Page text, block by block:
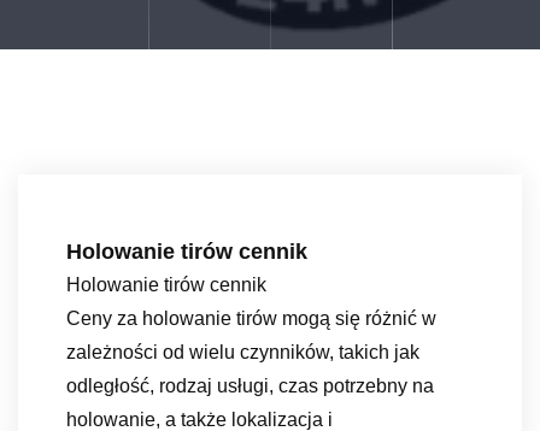
Holowanie tirów cennik
Holowanie tirów cennik
Ceny za holowanie tirów mogą się różnić w
zależności od wielu czynników, takich jak
odległość, rodzaj usługi, czas potrzebny na
holowanie, a także lokalizacja i